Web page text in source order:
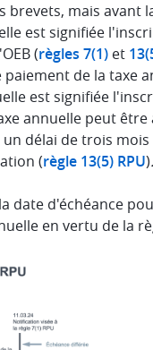
brevets, mais avant
est signifiée
(règles 7(1) et
paiement de la taxe
est signifiée
annuelle peut être
délai de trois
(règle 13(5) RPU).
date d'échéance
en vertu de la